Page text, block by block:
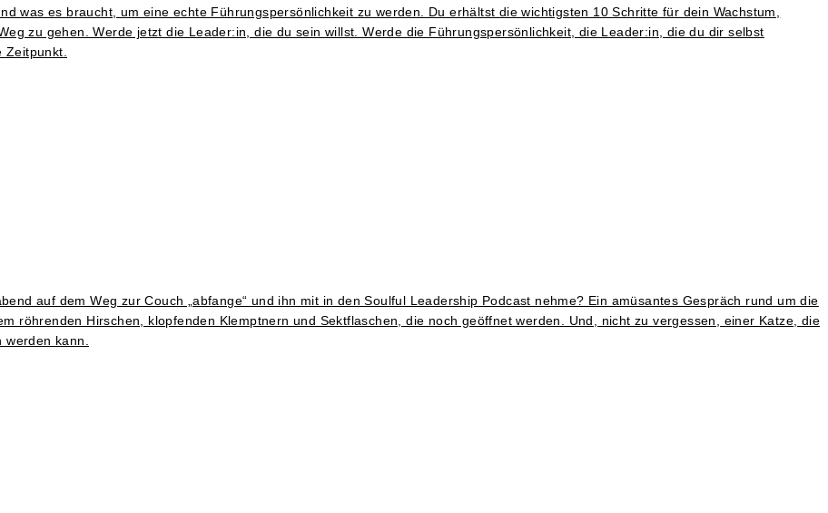
was es braucht, um eine echte Führungspersönlichkeit zu werden. Du erhältst die wichtigsten 10 Schritte für dein Wachstum,
zu gehen. Werde jetzt die Leader:in, die du sein willst. Werde die Führungspersönlichkeit, die Leader:in, die du dir selbst
auf dem Weg zur Couch „abfange“ und ihn mit in den Soulful Leadership Podcast nehme? Ein amüsantes Gespräch rund um die
röhrenden Hirschen, klopfenden Klemptnern und Sektflaschen, die noch geöffnet werden. Und, nicht zu vergessen, einer Katze, die
kann.